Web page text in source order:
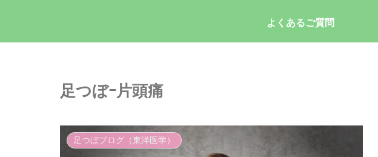
よくあるご質問
足つぼｰ片頭痛
足つぼブログ（東洋医学）